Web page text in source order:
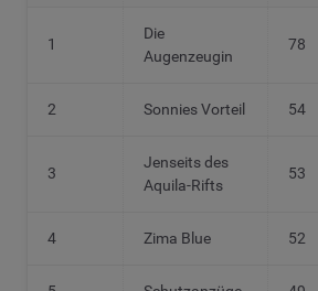
1
Die
Augenzeugin
78
2 Sonnies Vorteil 54
3
Jenseits des
Aquila-Rifts
53
4 Zima Blue 52